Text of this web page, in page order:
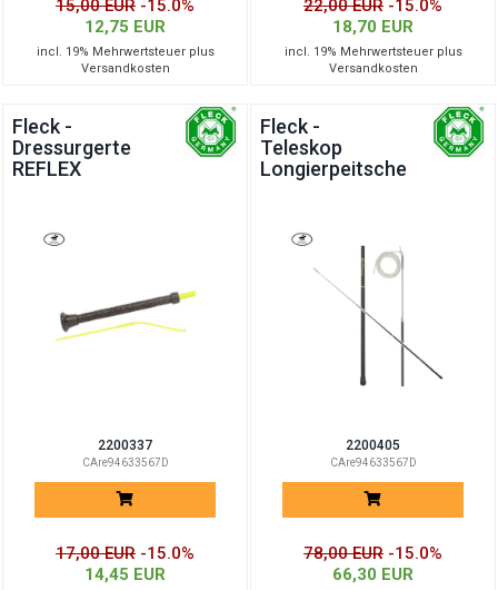
15,00 EUR -15.0%
12,75 EUR
incl. 19% Mehrwertsteuer plus
Versandkosten
22,00 EUR -15.0%
18,70 EUR
incl. 19% Mehrwertsteuer plus
Versandkosten
Fleck -
Dressurgerte
REFLEX
2200337
CAre94633567D
17,00 EUR -15.0%
14,45 EUR
Fleck -
Teleskop
Longierpeitsche
2200405
CAre94633567D
78,00 EUR -15.0%
66,30 EUR